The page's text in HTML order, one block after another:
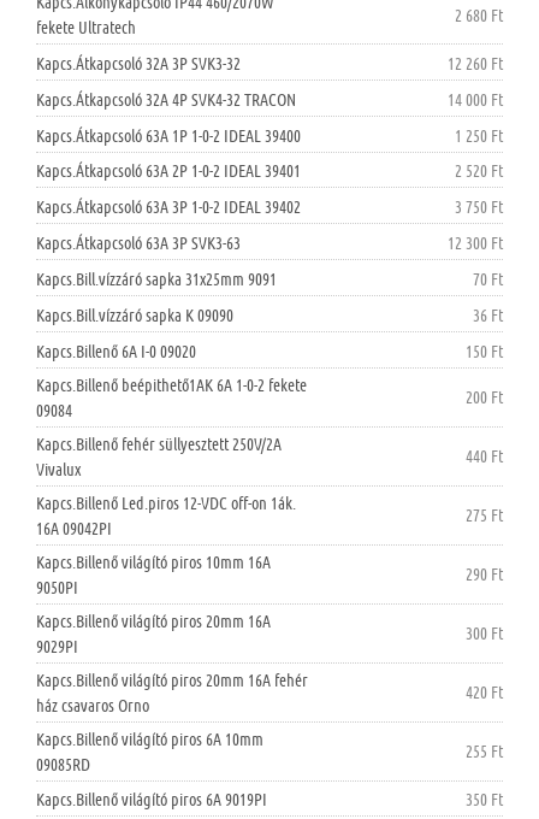
fekete Ultratech
2 680 Ft
Kapcs.Átkapcsoló 32A 3P SVK3-32
12 260 Ft
Kapcs.Átkapcsoló 32A 4P SVK4-32 TRACON
14 000 Ft
Kapcs.Átkapcsoló 63A 1P 1-0-2 IDEAL 39400
1 250 Ft
Kapcs.Átkapcsoló 63A 2P 1-0-2 IDEAL 39401
2 520 Ft
Kapcs.Átkapcsoló 63A 3P 1-0-2 IDEAL 39402
3 750 Ft
Kapcs.Átkapcsoló 63A 3P SVK3-63
12 300 Ft
Kapcs.Bill.vízzáró sapka 31x25mm 9091
70 Ft
Kapcs.Bill.vízzáró sapka K 09090
36 Ft
Kapcs.Billenő 6A I-0 09020
150 Ft
Kapcs.Billenő beépithető1AK 6A 1-0-2 fekete
09084
200 Ft
Kapcs.Billenő fehér süllyesztett 250V/2A
Vivalux
440 Ft
Kapcs.Billenő Led.piros 12-VDC off-on 1ák.
16A 09042PI
275 Ft
Kapcs.Billenő világító piros 10mm 16A
9050PI
290 Ft
Kapcs.Billenő világító piros 20mm 16A
9029PI
300 Ft
Kapcs.Billenő világító piros 20mm 16A fehér
ház csavaros Orno
420 Ft
Kapcs.Billenő világító piros 6A 10mm
09085RD
255 Ft
Kapcs.Billenő világító piros 6A 9019PI
350 Ft